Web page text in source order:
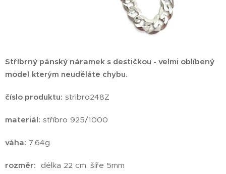
Stříbrný pánský náramek s destičkou - velmi oblíbený
model kterým neuděláte chybu.
číslo produktu: stribro248Z
materiál: stříbro 925/1000
váha: 7,64g
rozměr: délka 22 cm, šíře 5mm